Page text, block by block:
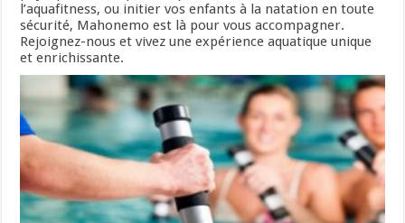
l’aquafitness, ou initier vos enfants à la natation en toute
sécurité, Mahonemo est là pour vous accompagner.
Rejoignez-nous et vivez une expérience aquatique unique
et enrichissante.